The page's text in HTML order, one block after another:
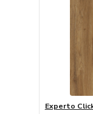
Experto